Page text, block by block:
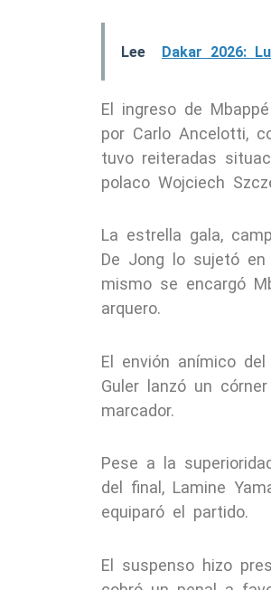
Lee Dakar 2026:
El ingreso de
por Carlo Ancelotti,
tuvo reiteradas
polaco Wojciech
La estrella gala,
De Jong lo sujetó
mismo se encargó
arquero.
El envión anímico
Guler lanzó un
marcador.
Pese a la
del final, Lamine
equiparó el partido.
El suspenso hizo